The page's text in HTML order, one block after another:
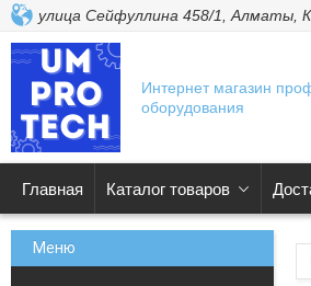
улица Сейфуллина 458/1, Алматы,
Интернет магазин
оборудования
Главная Каталог товаров